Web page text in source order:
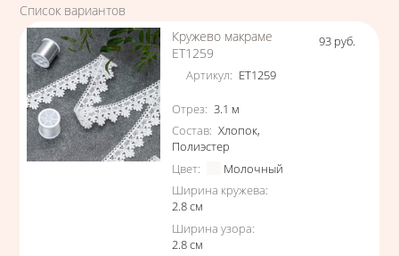
Список вариантов
Кружево макраме
ЕТ1259
Артикул: ЕТ1259
Характеристики
Отрез: 3.1 м
Состав: Хлопок,
Полиэстер
Цвет:
Молочный
Ширина кружева:
2.8см
Ширина узора:
2.8см
Цена
93 руб.